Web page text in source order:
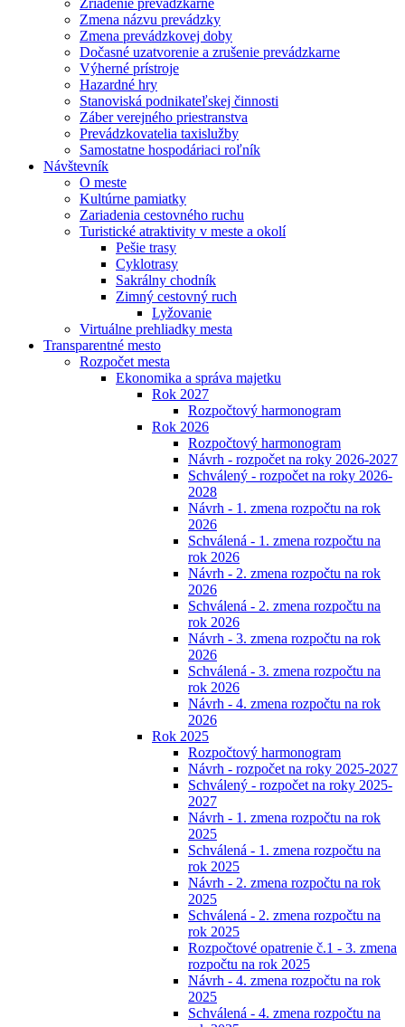
Zriadenie prevádzkarne
Zmena názvu prevádzky
Zmena prevádzkovej doby
Dočasné uzatvorenie a zrušenie prevádzkarne
Výherné prístroje
Hazardné hry
Stanoviská podnikateľskej činnosti
Záber verejného priestranstva
Prevádzkovatelia taxislužby
Samostatne hospodáriaci roľník
Návštevník
O meste
Kultúrne pamiatky
Zariadenia cestovného ruchu
Turistické atraktivity v meste a okolí
Pešie trasy
Cyklotrasy
Sakrálny chodník
Zimný cestovný ruch
Lyžovanie
Virtuálne prehliadky mesta
Transparentné mesto
Rozpočet mesta
Ekonomika a správa majetku
Rok 2027
Rozpočtový harmonogram
Rok 2026
Rozpočtový harmonogram
Návrh - rozpočet na roky 2026-2027
Schválený - rozpočet na roky 2026-
2028
Návrh - 1. zmena rozpočtu na rok
2026
Schválená - 1. zmena rozpočtu na
rok 2026
Návrh - 2. zmena rozpočtu na rok
2026
Schválená - 2. zmena rozpočtu na
rok 2026
Návrh - 3. zmena rozpočtu na rok
2026
Schválená - 3. zmena rozpočtu na
rok 2026
Návrh - 4. zmena rozpočtu na rok
2026
Rok 2025
Rozpočtový harmonogram
Návrh - rozpočet na roky 2025-2027
Schválený - rozpočet na roky 2025-
2027
Návrh - 1. zmena rozpočtu na rok
2025
Schválená - 1. zmena rozpočtu na
rok 2025
Návrh - 2. zmena rozpočtu na rok
2025
Schválená - 2. zmena rozpočtu na
rok 2025
Rozpočtové opatrenie č.1 - 3. zmena
rozpočtu na rok 2025
Návrh - 4. zmena rozpočtu na rok
2025
Schválená - 4. zmena rozpočtu na